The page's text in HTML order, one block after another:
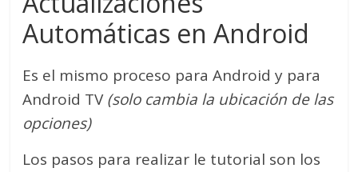
Automáticas en Android
Es el mismo proceso para Android y para
Android TV(solo cambia la ubicación de las
opciones)
Los pasos para realizar le tutorial son los